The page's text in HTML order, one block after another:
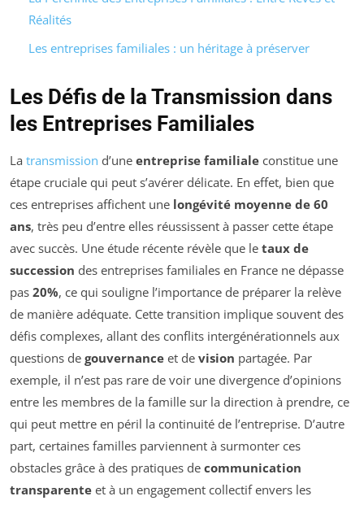
Réalités
Les entreprises familiales : un héritage à préserver
Les Défis de la Transmission dans
les Entreprises Familiales
La transmission d’une entreprise familiale constitue une
étape cruciale qui peut s’avérer délicate. En effet, bien que
ces entreprises affichent une longévité moyenne de 60
ans, très peu d’entre elles réussissent à passer cette étape
avec succès. Une étude récente révèle que le taux de
succession des entreprises familiales en France ne dépasse
pas 20%, ce qui souligne l’importance de préparer la relève
de manière adéquate. Cette transition implique souvent des
défis complexes, allant des conflits intergénérationnels aux
questions de gouvernance et de vision partagée. Par
exemple, il n’est pas rare de voir une divergence d’opinions
entre les membres de la famille sur la direction à prendre, ce
qui peut mettre en péril la continuité de l’entreprise. D’autre
part, certaines familles parviennent à surmonter ces
obstacles grâce à des pratiques de communication
transparente et à un engagement collectif envers les